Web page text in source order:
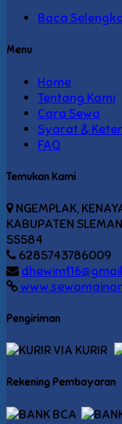
Baca
Menu
Home
Tentang Kami
Cara Sewa
Syarat &
FAQ
Temukan Kami
NGEMPLAK,
KABUPATEN
55584
6285743786009
Pengiriman
VIA KURIR
Rekening Pembayaran